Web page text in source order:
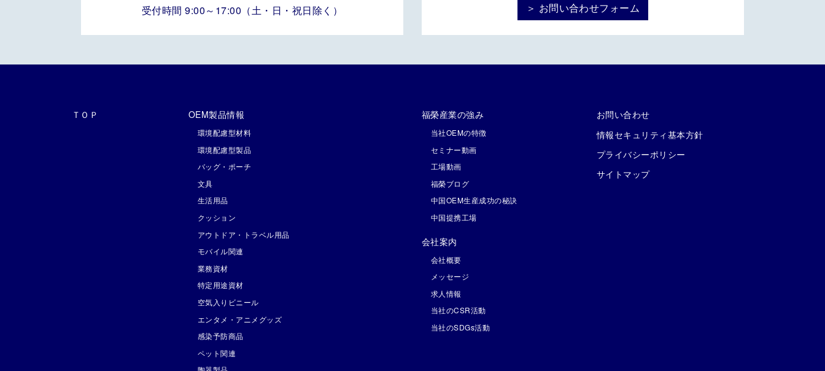
受付時間 9:00～17:00（土・日・祝日除く） ＞ お問い合わせフォーム
ＴＯＰ OEM製品情報
環境配慮型材料
環境配慮型製品
バッグ・ポーチ
文具
生活用品
クッション
アウトドア・トラベル用品
モバイル関連
業務資材
特定用途資材
空気入りビニール
エンタメ・アニメグッズ
感染予防商品
ペット関連
福榮産業の強み
当社OEMの特徴
セミナー動画
工場動画
福榮ブログ
中国OEM生産成功の秘訣
中国提携工場
会社案内
会社概要
メッセージ
求人情報
当社のCSR活動
当社のSDGs活動
お問い合わせ
情報セキュリティ基本方針
プライバシーポリシー
サイトマップ